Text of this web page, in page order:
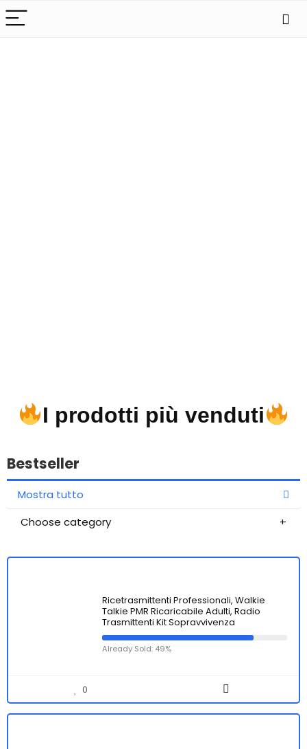
I prodotti più venduti
Bestseller
Mostra tutto
Choose category
Ricetrasmittenti Professionali, Walkie
Talkie PMR Ricaricabile Adulti, Radio
Trasmittenti Kit Sopravvivenza
Already Sold: 49%
0